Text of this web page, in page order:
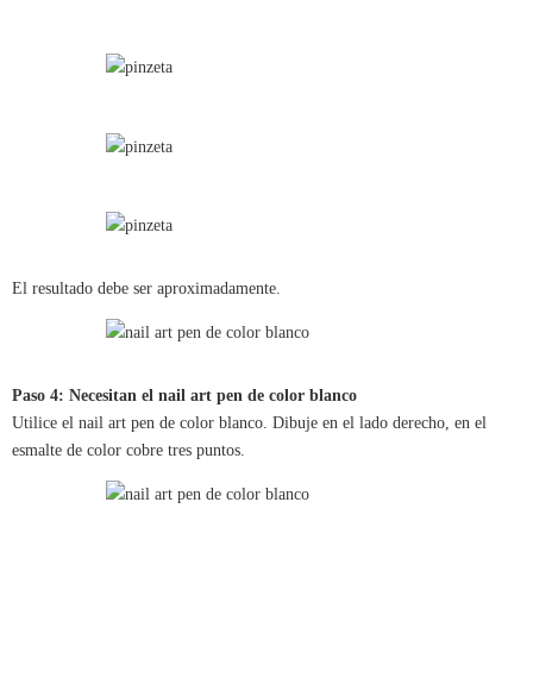
El resultado debe ser aproximadamente.
Paso 4: Necesitan el nail art pen de color blanco
Utilice el nail art pen de color blanco. Dibuje en el lado derecho, en el
esmalte de color cobre tres puntos.